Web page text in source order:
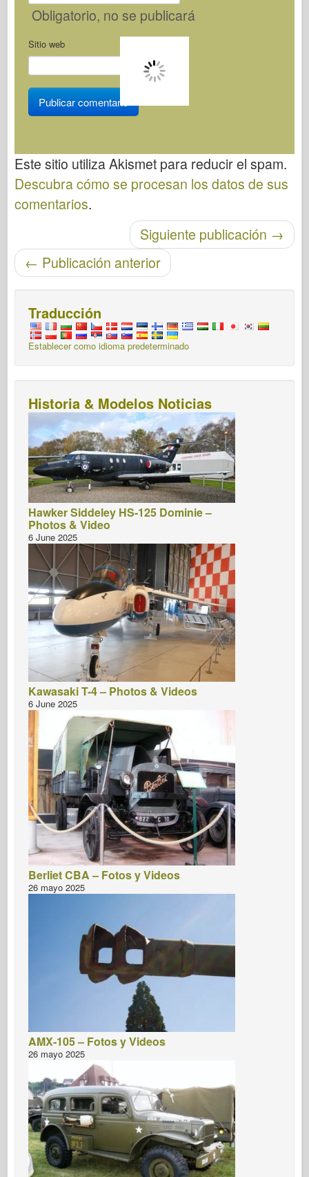
Obligatorio, no se publicará
Sitio web
Este sitio utiliza Akismet para reducir el spam.
Descubra cómo se procesan los datos de sus
comentarios.
Siguiente publicación →
← Publicación anterior
Traducción
Establecer como idioma predeterminado
Historia & Modelos Noticias
Hawker Siddeley HS-125 Dominie –
Photos & Video
6 June 2025
Kawasaki T-4 – Photos & Videos
6 June 2025
Berliet CBA – Fotos y Videos
26 mayo 2025
AMX-105 – Fotos y Videos
26 mayo 2025